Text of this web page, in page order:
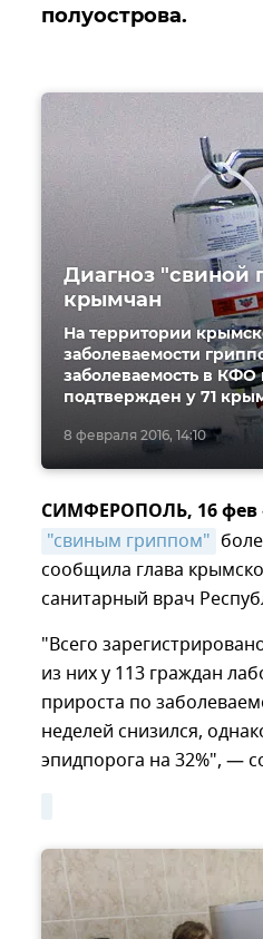
полуострова.
8 февраля 2016, 14:10
Диагноз "свиной
крымчан
На территории
заболеваемости
заболеваемость в КФО
подтвержден у 71
СИМФЕРОПОЛЬ, 16 фев
"свиным гриппом"
сообщила глава
санитарный врач
"Всего
из них у 113 граждан
прироста по
неделей снизился,
эпидпорога на 32%", —